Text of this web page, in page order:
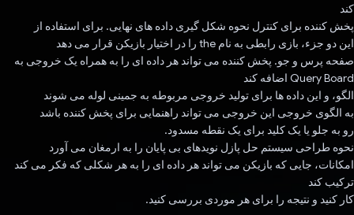
کند
پخش کننده برای کنترل نحوه شکل گیری داده های نهایی. برای استفاده از
این دو جزء، بازی رابطی به نام the را در اختیار بازیکن قرار می دهد
صفحه پرس و جو. پخش کننده می تواند هر داده ای را به همراه یک خروجی به
Query Board اضافه کند
الگو، و این داده ها برای تولید خروجی مربوطه به جمینی لوله می شوند
به الگوی خروجی این خروجی می تواند راهنمایی برای پخش کننده باشد
رو به جلو یا یک کلید برای یک نقطه مسدود.
نحوه طراحی سیستم حل پازل نویدهای بی پایان را به ارمغان می آورد
امکانات، جایی که بازیکن می تواند هر داده ای را به هر شکلی که فکر می کند
ترکیب کند
کار کنید و نتیجه را برای هر موردی بررسی کنید.